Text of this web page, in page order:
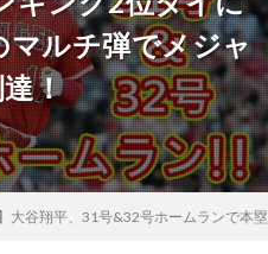
マルチ弾でメジャ
！
】大谷翔平、31号&32号ホームランで